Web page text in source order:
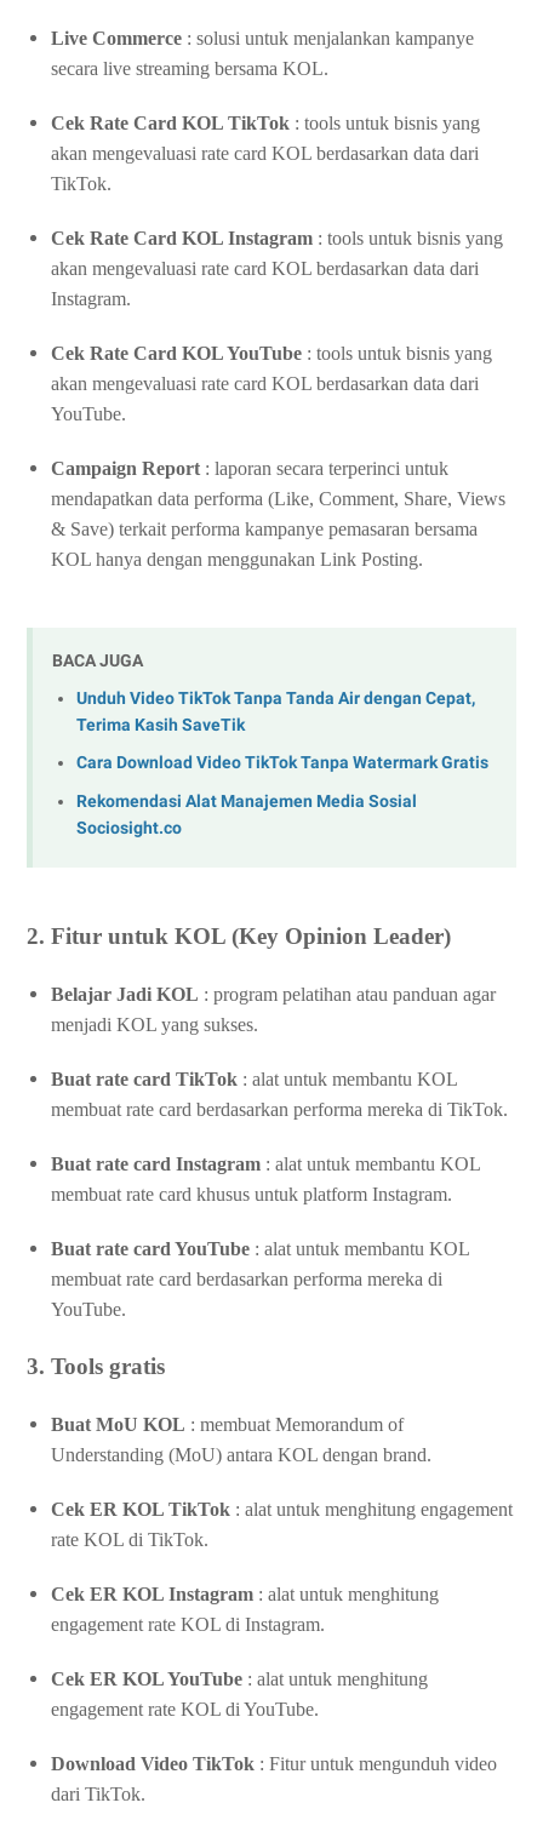
Live Commerce : solusi untuk menjalankan kampanye
secara live streaming bersama KOL.
Cek Rate Card KOL TikTok : tools untuk bisnis yang
akan mengevaluasi rate card KOL berdasarkan data dari
TikTok.
Cek Rate Card KOL Instagram : tools untuk bisnis yang
akan mengevaluasi rate card KOL berdasarkan data dari
Instagram.
Cek Rate Card KOL YouTube : tools untuk bisnis yang
akan mengevaluasi rate card KOL berdasarkan data dari
YouTube.
Campaign Report : laporan secara terperinci untuk
mendapatkan data performa (Like, Comment, Share, Views
& Save) terkait performa kampanye pemasaran bersama
KOL hanya dengan menggunakan Link Posting.
BACA JUGA
Unduh Video TikTok Tanpa Tanda Air dengan Cepat,
Terima Kasih SaveTik
Cara Download Video TikTok Tanpa Watermark Gratis
Rekomendasi Alat Manajemen Media Sosial
Sociosight.co
2. Fitur untuk KOL (Key Opinion Leader)
Belajar Jadi KOL : program pelatihan atau panduan agar
menjadi KOL yang sukses.
Buat rate card TikTok : alat untuk membantu KOL
membuat rate card berdasarkan performa mereka di TikTok.
Buat rate card Instagram : alat untuk membantu KOL
membuat rate card khusus untuk platform Instagram.
Buat rate card YouTube : alat untuk membantu KOL
membuat rate card berdasarkan performa mereka di
YouTube.
3. Tools gratis
Buat MoU KOL : membuat Memorandum of
Understanding (MoU) antara KOL dengan brand.
Cek ER KOL TikTok : alat untuk menghitung engagement
rate KOL di TikTok.
Cek ER KOL Instagram : alat untuk menghitung
engagement rate KOL di Instagram.
Cek ER KOL YouTube : alat untuk menghitung
engagement rate KOL di YouTube.
Download Video TikTok : Fitur untuk mengunduh video
dari TikTok.